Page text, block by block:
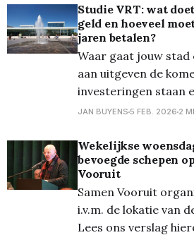
aperitiefcauserie. En
wat
voorzitter van de
lid van de Nieuw-
Studie VRT: wat
geld en hoeveel
jaren betalen?
Waar gaat jouw
aan uitgeven de
investeringen staan
grote kosten zijn er?
besturen in
Hieronder een
onderzoek van de
JAN BUYENS 5 FEB. 2026 2
Wekelijkse
bevoegde schepen
Vooruit
Samen Vooruit
i.v.m. de lokatie van
Lees ons verslag